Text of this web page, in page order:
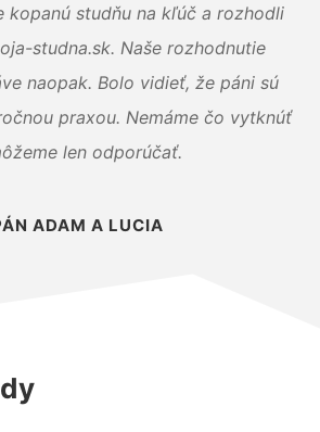
kopanú studňu na kľúč a rozhodli
studna.sk. Naše rozhodnutie
naopak. Bolo vidieť, že páni sú
praxou. Nemáme čo vytknúť
len odporúčať.
ADAM A LUCIA